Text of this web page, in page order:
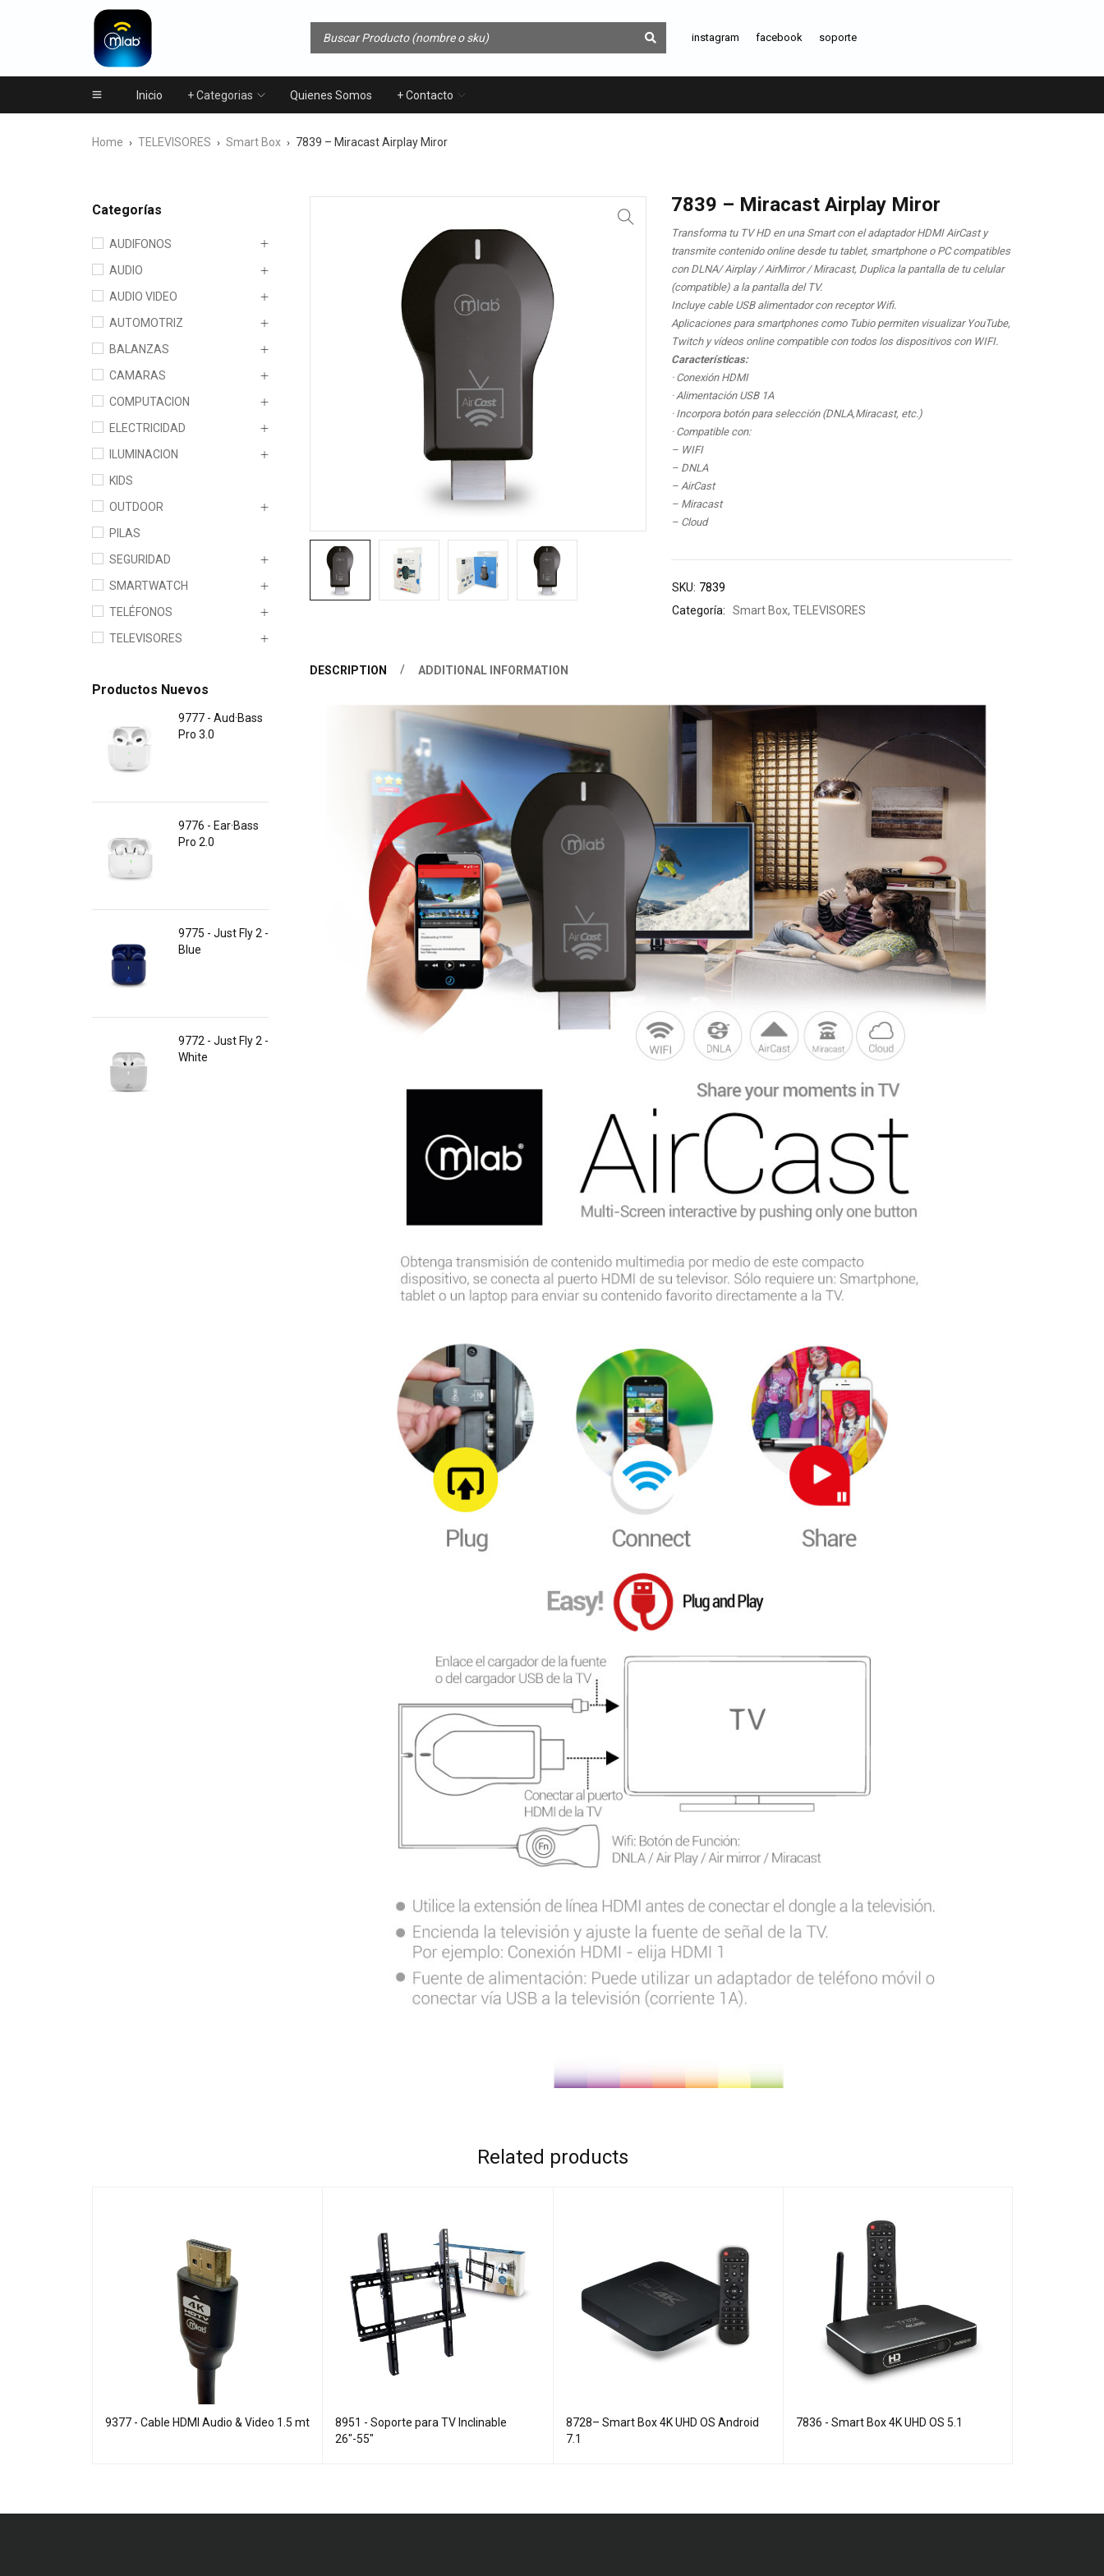
instagram facebook soporte
Inicio + Categorias Quienes Somos + Contacto
Home › TELEVISORES › Smart Box › 7839 – Miracast Airplay Miror
Categorías
AUDIFONOS
AUDIO
AUDIO VIDEO
AUTOMOTRIZ
BALANZAS
CAMARAS
COMPUTACION
ELECTRICIDAD
ILUMINACION
KIDS
OUTDOOR
PILAS
SEGURIDAD
SMARTWATCH
TELÉFONOS
TELEVISORES
Productos Nuevos
9777 - Aud·Bass
Pro 3.0
9776 - Ear·Bass
Pro 2.0
9775 - Just Fly 2 -
Blue
9772 - Just Fly 2 -
White
7839 – Miracast Airplay Miror
Transforma tu TV HD en una Smart con el adaptador HDMI AirCast y
transmite contenido online desde tu tablet, smartphone o PC compatibles
con DLNA/ Airplay / AirMirror / Miracast, Duplica la pantalla de tu celular
(compatible) a la pantalla del TV.
Incluye cable USB alimentador con receptor Wifi.
Aplicaciones para smartphones como Tubio permiten visualizar YouTube,
Twitch y vídeos online compatible con todos los dispositivos con WIFI.
Características:
· Conexión HDMI
· Alimentación USB 1A
· Incorpora botón para selección (DNLA,Miracast, etc.)
· Compatible con:
– WIFI
– DNLA
– AirCast
– Miracast
– Cloud
SKU: 7839
Categoría:
Smart Box, TELEVISORES
DESCRIPTION ADDITIONAL INFORMATION
Related products
9377 - Cable HDMI Audio & Video 1.5 mt
8951 - Soporte para TV Inclinable
26"-55"
8728– Smart Box 4K UHD OS Android
7.1
7836 - Smart Box 4K UHD OS 5.1